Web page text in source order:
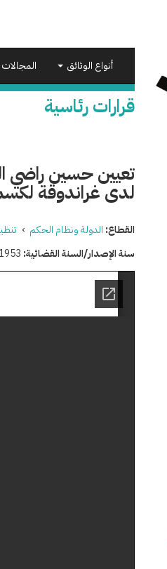
أنواع الوثائق
قرارات رئاسية
تعيين حسين راضي
لدى غراندوقة
القطاع: الدولة ونظام الحكم ›
سنة الإصدار/السنة القضائية: